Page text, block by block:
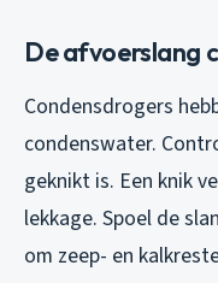
De afvoerslang
Condensdrogers
condenswater.
geknikt is. Een knik
lekkage. Spoel de
om zeep- en